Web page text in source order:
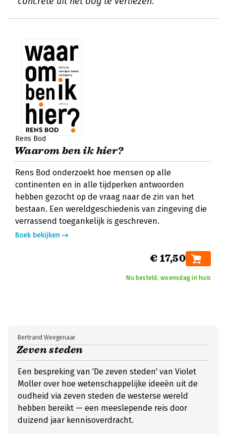
Rens Bod
Waarom ben ik hier?
Rens Bod onderzoekt hoe mensen op alle
continenten en in alle tijdperken antwoorden
hebben gezocht op de vraag naar de zin van het
bestaan. Een wereldgeschiedenis van zingeving die
verrassend toegankelijk is geschreven.
Boek bekijken
€ 17,50
Nu besteld, woensdag in huis
Zeven steden
Bertrand Weegenaar
Een bespreking van 'De zeven steden' van Violet
Moller over hoe wetenschappelijke ideeën uit de
oudheid via zeven steden de westerse wereld
hebben bereikt — een meeslepende reis door
duizend jaar kennisoverdracht.